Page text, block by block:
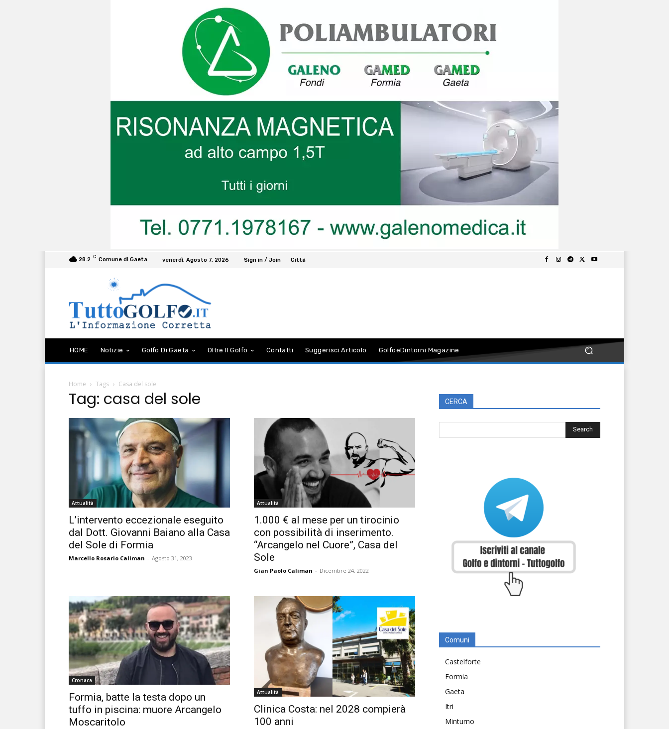
28.2 C Comune di Gaeta venerdì, Agosto 7, 2026 Sign in / Join Città
HOME Notizie Golfo Di Gaeta Oltre Il Golfo Contatti Suggerisci Articolo GolfoeDintorni Magazine
Home Tags Casa del sole
Tag: casa del sole
Attualità
L’intervento eccezionale eseguito
dal Dott. Giovanni Baiano alla Casa
del Sole di Formia
Marcello Rosario Caliman - Agosto 31, 2023
Attualità
1.000 € al mese per un tirocinio
con possibilità di inserimento.
“Arcangelo nel Cuore”, Casa del
Sole
Gian Paolo Caliman - Dicembre 24, 2022
Cronaca
Formia, batte la testa dopo un
tuffo in piscina: muore Arcangelo
Moscaritolo
Attualità
Clinica Costa: nel 2028 compierà
100 anni
CERCA
Comuni
Castelforte
Formia
Gaeta
Itri
Minturno